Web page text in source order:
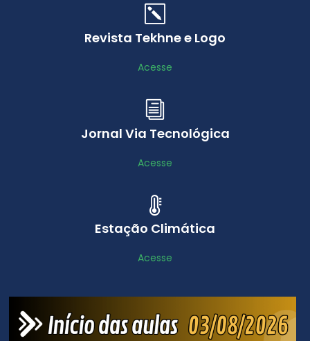
Revista Tekhne e Logo
Acesse
Jornal Via Tecnológica
Acesse
Estação Climática
Acesse